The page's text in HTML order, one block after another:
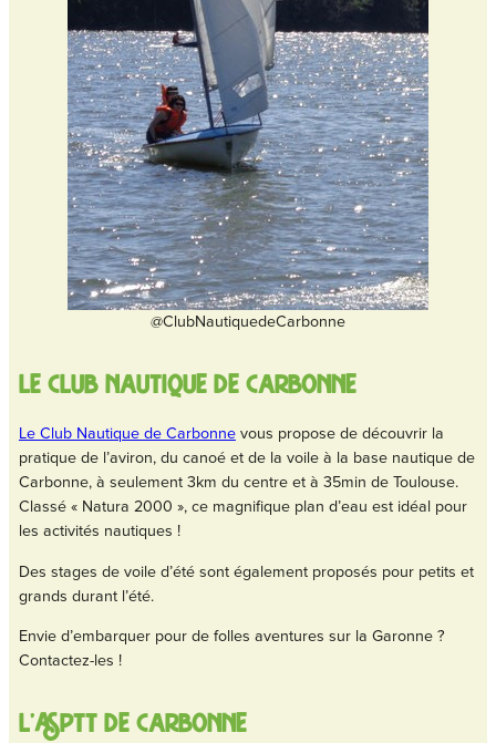
@ClubNautiquedeCarbonne
le club nautique de carbonne
Le Club Nautique de Carbonnevous propose de découvrir la
pratique de l’aviron, du canoé et de la voile à la base nautique de
Carbonne, à seulement 3km du centre et à 35min de Toulouse.
Classé « Natura 2000 », ce magnifique plan d’eau est idéal pour
les activités nautiques !
Des stages de voile d’été sont également proposés pour petits et
grands durant l’été.
Envie d’embarquer pour de folles aventures sur la Garonne ?
Contactez-les !
l’ASPTT DE CARBONNE